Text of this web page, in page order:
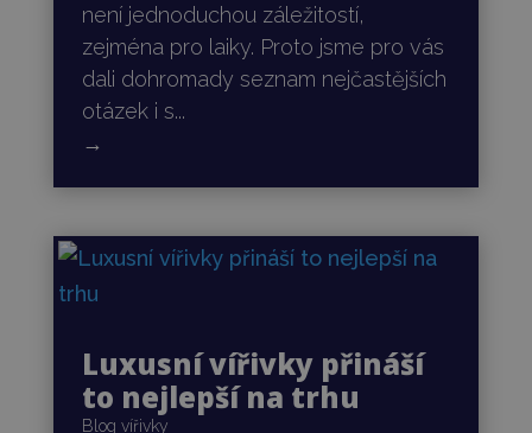
není jednoduchou záležitostí,
zejména pro laiky. Proto jsme pro vás
dali dohromady seznam nejčastějších
otázek i s...
→
Luxusní vířivky přináší
to nejlepší na trhu
Blog vířivky